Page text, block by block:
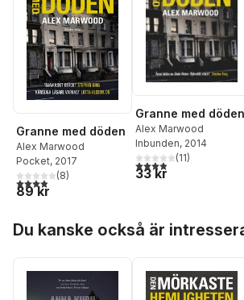
Granne med döden
Alex Marwood
Pocket, 2017
3,9utav 5 stjärnor. Totalt antal röster:
(8)
89 kr
Granne med döden
Alex Marwood
Inbunden, 2014
3,9utav 5 stjärnor.
(11)
33 kr
Du kanske också är